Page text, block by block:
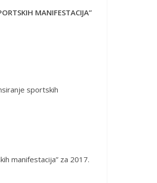
MANIFESTACIJA”
sportskih
manifestacija” za 2017.